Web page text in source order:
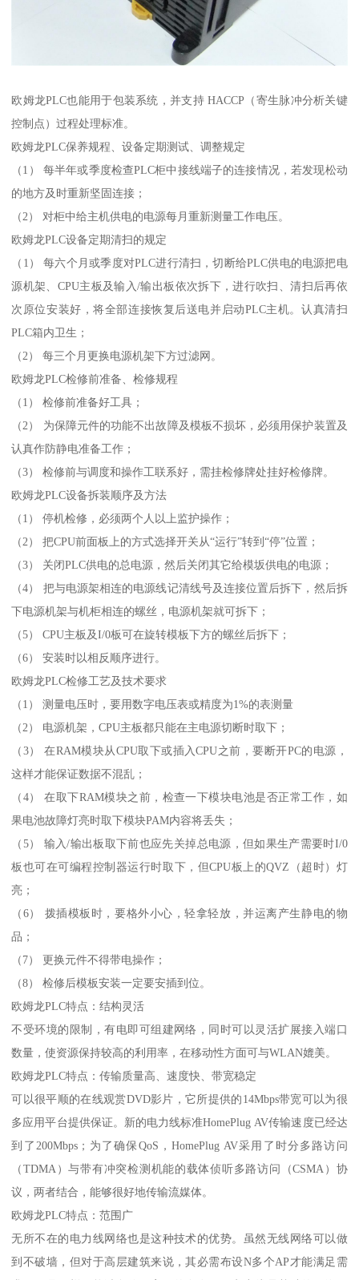
欧姆龙PLC也能用于包装系统，并支持 HACCP（寄生脉冲分析关键
控制点）过程处理标准。
欧姆龙PLC保养规程、设备定期测试、调整规定
（1） 每半年或季度检查PLC柜中接线端子的连接情况，若发现松动
的地方及时重新坚固连接；
（2） 对柜中给主机供电的电源每月重新测量工作电压。
欧姆龙PLC设备定期清扫的规定
（1） 每六个月或季度对PLC进行清扫，切断给PLC供电的电源把电
源机架、CPU主板及输入/输出板依次拆下，进行吹扫、清扫后再依
次原位安装好，将全部连接恢复后送电并启动PLC主机。认真清扫
PLC箱内卫生；
（2） 每三个月更换电源机架下方过滤网。
欧姆龙PLC检修前准备、检修规程
（1） 检修前准备好工具；
（2） 为保障元件的功能不出故障及模板不损坏，必须用保护装置及
认真作防静电准备工作；
（3） 检修前与调度和操作工联系好，需挂检修牌处挂好检修牌。
欧姆龙PLC设备拆装顺序及方法
（1） 停机检修，必须两个人以上监护操作；
（2） 把CPU前面板上的方式选择开关从“运行”转到“停”位置；
（3） 关闭PLC供电的总电源，然后关闭其它给模坂供电的电源；
（4） 把与电源架相连的电源线记清线号及连接位置后拆下，然后拆
下电源机架与机柜相连的螺丝，电源机架就可拆下；
（5） CPU主板及I/0板可在旋转模板下方的螺丝后拆下；
（6） 安装时以相反顺序进行。
欧姆龙PLC检修工艺及技术要求
（1） 测量电压时，要用数字电压表或精度为1%的表测量
（2） 电源机架，CPU主板都只能在主电源切断时取下；
（3） 在RAM模块从CPU取下或插入CPU之前，要断开PC的电源，
这样才能保证数据不混乱；
（4） 在取下RAM模块之前，检查一下模块电池是否正常工作，如
果电池故障灯亮时取下模块PAM内容将丢失；
（5） 输入/输出板取下前也应先关掉总电源，但如果生产需要时I/0
板也可在可编程控制器运行时取下，但CPU板上的QVZ（超时）灯
亮；
（6） 拨插模板时，要格外小心，轻拿轻放，并运离产生静电的物
品；
（7） 更换元件不得带电操作；
（8） 检修后模板安装一定要安插到位。
欧姆龙PLC特点：结构灵活
不受环境的限制，有电即可组建网络，同时可以灵活扩展接入端口
数量，使资源保持较高的利用率，在移动性方面可与WLAN媲美。
欧姆龙PLC特点：传输质量高、速度快、带宽稳定
可以很平顺的在线观赏DVD影片，它所提供的14Mbps带宽可以为很
多应用平台提供保证。新的电力线标准HomePlug AV传输速度已经达
到了200Mbps；为了确保QoS，HomePlug AV采用了时分多路访问
（TDMA）与带有冲突检测机能的载体侦听多路访问（CSMA）协
议，两者结合，能够很好地传输流媒体。
欧姆龙PLC特点：范围广
无所不在的电力线网络也是这种技术的优势。虽然无线网络可以做
到不破墙，但对于高层建筑来说，其必需布设N多个AP才能满足需